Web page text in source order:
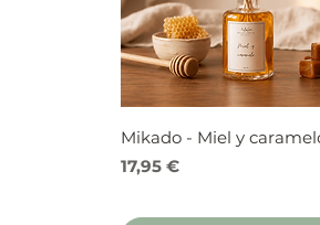
Mikado - Miel y
Precio
17,95 €